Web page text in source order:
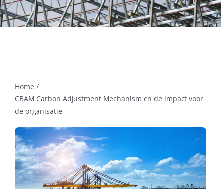
Home
CBAM Carbon Adjustment Mechanism en de impact voor
de organisatie